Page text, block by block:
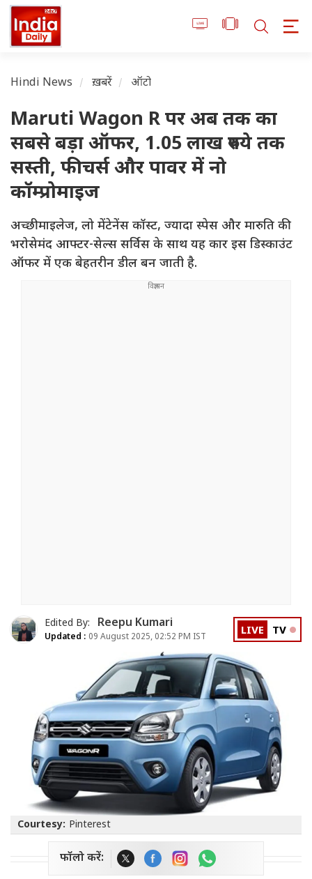
Hindi News ख़बरें ऑटो
Maruti Wagon R पर अब तक का
सबसे बड़ा ऑफर, 1.05 लाख रुपये तक
सस्ती, फीचर्स और पावर में नो
कॉम्प्रोमाइज
अच्छी माइलेज, लो मेंटेनेंस कॉस्ट, ज्यादा स्पेस और मारुति की
भरोसेमंद आफ्टर-सेल्स सर्विस के साथ यह कार इस डिस्काउंट
ऑफर में एक बेहतरीन डील बन जाती है.
Edited By: Reepu Kumari
Updated : 09 August 2025, 02:52 PM IST LIVE TV
Courtesy: Pinterest
फॉलो करें: